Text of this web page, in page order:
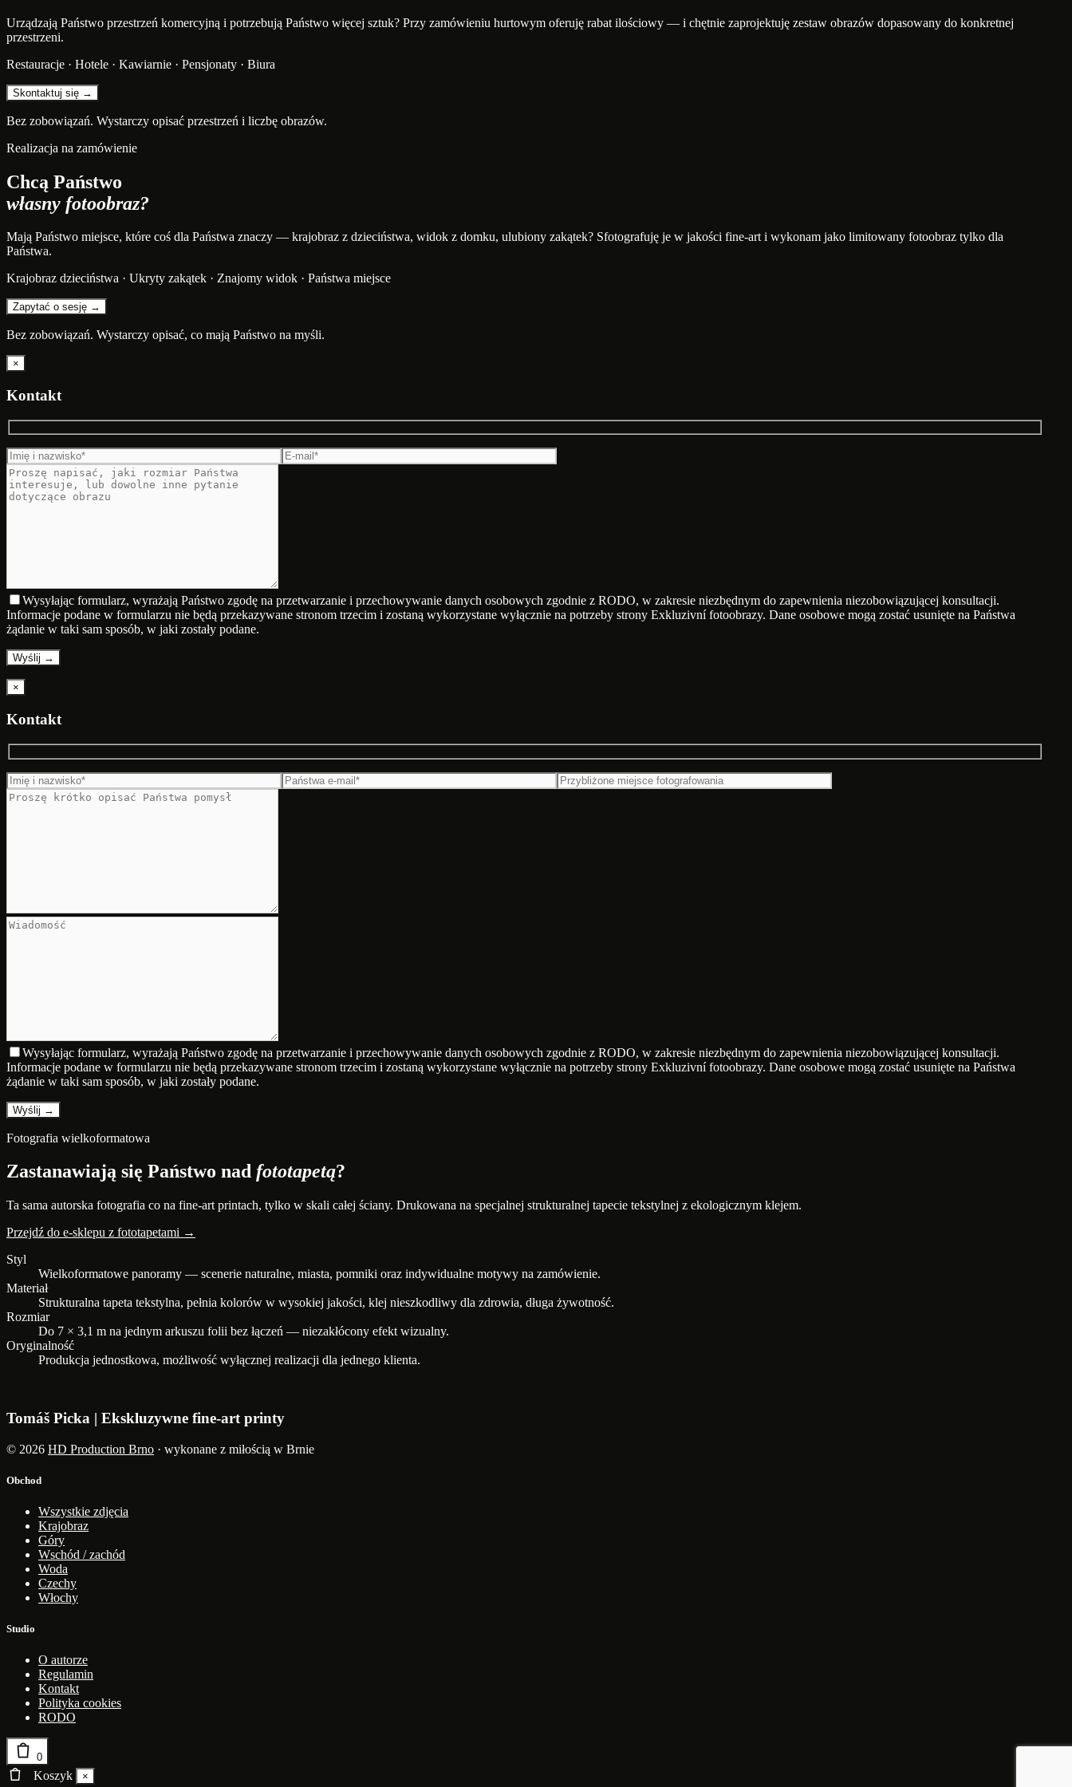
Urządzają Państwo przestrzeń komercyjną i potrzebują Państwo więcej sztuk? Przy zamówieniu hurtowym oferuję rabat ilościowy — i chętnie zaprojektuję zestaw obrazów dopasowany do konkretnej
przestrzeni.
Restauracje · Hotele · Kawiarnie · Pensjonaty · Biura
Skontaktuj się →
Bez zobowiązań. Wystarczy opisać przestrzeń i liczbę obrazów.
Realizacja na zamówienie
Chcą Państwo
własny fotoobraz?
Mają Państwo miejsce, które coś dla Państwa znaczy — krajobraz z dzieciństwa, widok z domku, ulubiony zakątek? Sfotografuję je w jakości fine-art i wykonam jako limitowany fotoobraz tylko dla
Państwa.
Krajobraz dzieciństwa · Ukryty zakątek · Znajomy widok · Państwa miejsce
Zapytać o sesję →
Bez zobowiązań. Wystarczy opisać, co mają Państwo na myśli.
×
Kontakt
Wysyłając formularz, wyrażają Państwo zgodę na przetwarzanie i przechowywanie danych osobowych zgodnie z RODO, w zakresie niezbędnym do zapewnienia niezobowiązującej konsultacji.
Informacje podane w formularzu nie będą przekazywane stronom trzecim i zostaną wykorzystane wyłącznie na potrzeby strony Exkluzivní fotoobrazy. Dane osobowe mogą zostać usunięte na Państwa
żądanie w taki sam sposób, w jaki zostały podane.
×
Kontakt
Wysyłając formularz, wyrażają Państwo zgodę na przetwarzanie i przechowywanie danych osobowych zgodnie z RODO, w zakresie niezbędnym do zapewnienia niezobowiązującej konsultacji.
Informacje podane w formularzu nie będą przekazywane stronom trzecim i zostaną wykorzystane wyłącznie na potrzeby strony Exkluzivní fotoobrazy. Dane osobowe mogą zostać usunięte na Państwa
żądanie w taki sam sposób, w jaki zostały podane.
Fotografia wielkoformatowa
Zastanawiają się Państwo nad fototapetą?
Ta sama autorska fotografia co na fine-art printach, tylko w skali całej ściany. Drukowana na specjalnej strukturalnej tapecie tekstylnej z ekologicznym klejem.
Przejdź do e-sklepu z fototapetami →
Styl
Wielkoformatowe panoramy — scenerie naturalne, miasta, pomniki oraz indywidualne motywy na zamówienie.
Materiał
Strukturalna tapeta tekstylna, pełnia kolorów w wysokiej jakości, klej nieszkodliwy dla zdrowia, długa żywotność.
Rozmiar
Do 7 × 3,1 m na jednym arkuszu folii bez łączeń — niezakłócony efekt wizualny.
Oryginalność
Produkcja jednostkowa, możliwość wyłącznej realizacji dla jednego klienta.
Tomáš Picka | Ekskluzywne fine-art printy
© 2026 HD Production Brno · wykonane z miłością w Brnie
Obchod
Wszystkie zdjęcia
Krajobraz
Góry
Wschód / zachód
Woda
Czechy
Włochy
Studio
O autorze
Regulamin
Kontakt
Polityka cookies
RODO
0
Koszyk ×